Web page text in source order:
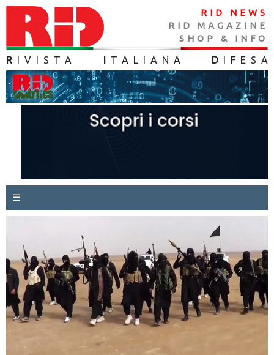
RID NEWS
RID MAGAZINE
SHOP & INFO
R IVISTA TALIANA D IFES A
☰